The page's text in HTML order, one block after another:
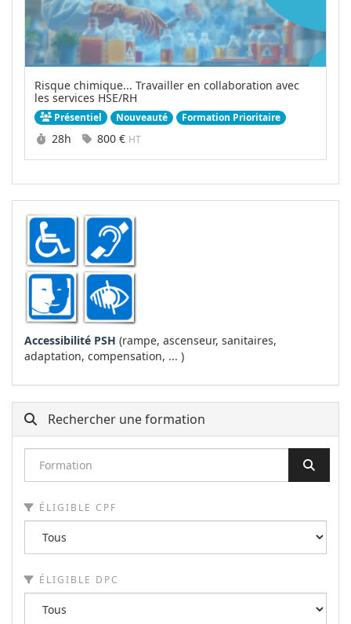
Risque chimique... Travailler en collaboration avec
les services HSE/RH
Présentiel Nouveauté Formation Prioritaire
Durée :
28h Prix :
800 € HT
Accessibilité PSH (rampe, ascenseur, sanitaires,
adaptation, compensation, ... )
Rechercher une formation
ÉLIGIBLE CPF
ÉLIGIBLE DPC